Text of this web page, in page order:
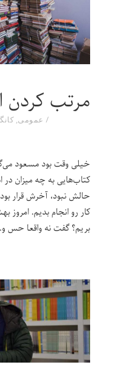
مرتب کردن
عمومی,
خیلی وقت بود مسعود
کتاب‌هایی به چه میزان در
حالش نبود، آخرش قرار
کار رو انجام بدیم.
بریم؟ گفت نه واقعا حس و